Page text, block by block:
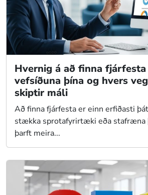
Hvernig á að finna
vefsíðuna þína og hvers
skiptir máli
Að finna fjárfesta er einn erfiðasti
stækka sprotafyrirtæki eða stafræna
þarft meira...